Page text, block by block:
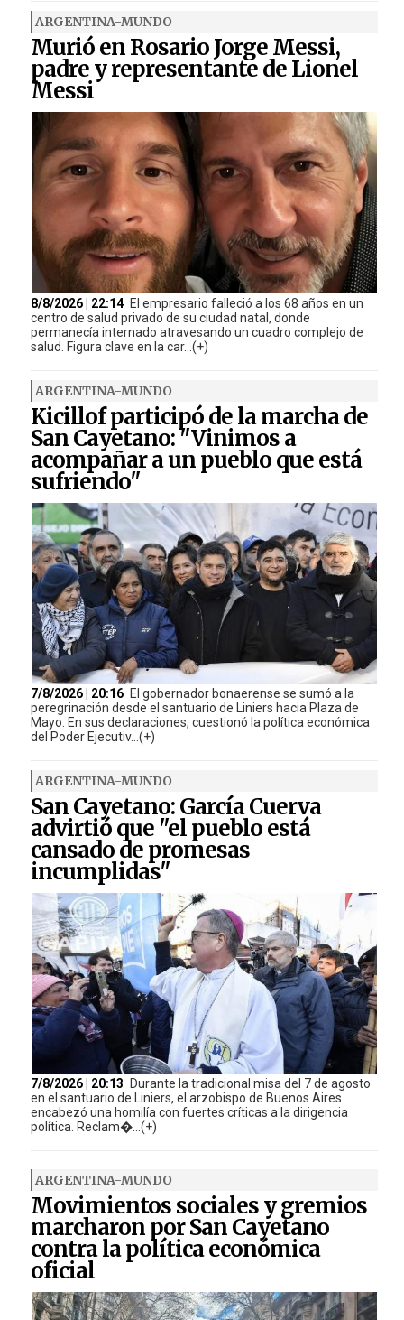
ARGENTINA-MUNDO
Murió en Rosario Jorge Messi,
padre y representante de Lionel
Messi
8/8/2026 | 22:14 El empresario falleció a los 68 años en un
centro de salud privado de su ciudad natal, donde
permanecía internado atravesando un cuadro complejo de
salud. Figura clave en la car...(+)
ARGENTINA-MUNDO
Kicillof participó de la marcha de
San Cayetano: "Vinimos a
acompañar a un pueblo que está
sufriendo"
7/8/2026 | 20:16 El gobernador bonaerense se sumó a la
peregrinación desde el santuario de Liniers hacia Plaza de
Mayo. En sus declaraciones, cuestionó la política económica
del Poder Ejecutiv...(+)
ARGENTINA-MUNDO
San Cayetano: García Cuerva
advirtió que "el pueblo está
cansado de promesas
incumplidas"
7/8/2026 | 20:13
Durante la tradicional misa del 7 de agosto
en el santuario de Liniers, el arzobispo de Buenos Aires
encabezó una homilía con fuertes críticas a la dirigencia
política. Reclam�...(+)
ARGENTINA-MUNDO
Movimientos sociales y gremios
marcharon por San Cayetano
contra la política económica
oficial